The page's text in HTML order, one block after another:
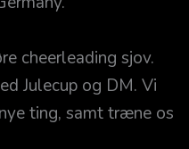
cheerleading sjov.
Julecup og DM. Vi
ting, samt træne os